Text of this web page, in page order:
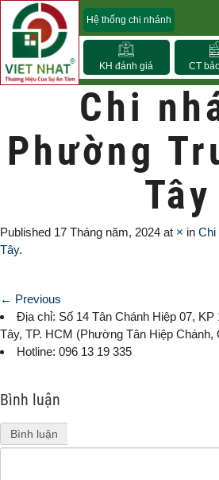
Hệ thống chi nhánh
KH đánh giá CT
Chi
Phường
Tây
Published 17 Tháng năm, 2024 at × in Chi
Tây.
← Previous
Địa chỉ: Số 14 Tân Chánh Hiệp 07, KP
Tây, TP. HCM (Phường Tân Hiệp Chánh,
Hotline: 096 13 19 335
Bình luận
Bình luận